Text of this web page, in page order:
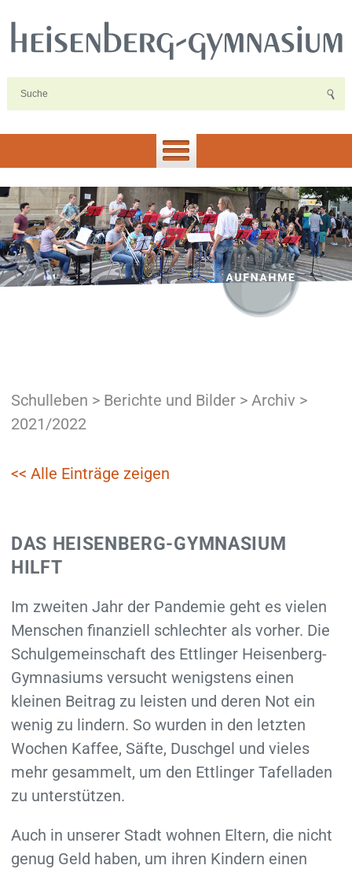
Schulleben > Berichte und Bilder> Archiv >
2021/2022
<< Alle Einträge zeigen
DAS HEISENBERG-GYMNASIUM
HILFT
Im zweiten Jahr der Pandemie geht es vielen
Menschen finanziell schlechter als vorher. Die
Schulgemeinschaft des Ettlinger Heisenberg-
Gymnasiums versucht wenigstens einen
kleinen Beitrag zu leisten und deren Not ein
wenig zu lindern. So wurden in den letzten
Wochen Kaffee, Säfte, Duschgel und vieles
mehr gesammelt, um den Ettlinger Tafelladen
zu unterstützen.
Auch in unserer Stadt wohnen Eltern, die nicht
genug Geld haben, um ihren Kindern einen